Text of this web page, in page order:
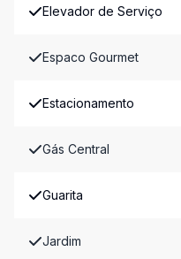
Elevador de Serviço
Espaco Gourmet
Estacionamento
Gás Central
Guarita
Jardim